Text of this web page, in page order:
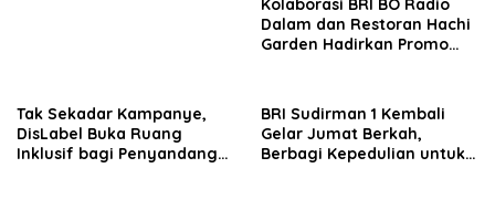
Kolaborasi BRI BO Radio
Dalam dan Restoran Hachi
Garden Hadirkan Promo
Tak Sekadar Kampanye,
DisLabel Buka Ruang
Inklusif bagi Penyandang
BRI Sudirman 1 Kembali
Gelar Jumat Berkah,
Berbagi Kepedulian untuk